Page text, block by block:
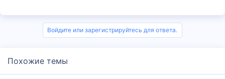
Войдите или зарегистрируйтесь для ответа.
Похожие темы